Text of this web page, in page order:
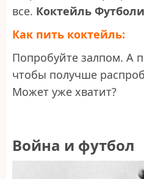
все. Коктейль
Как пить коктейль:
Попробуйте залпом. А
чтобы получше
Может уже хватит?
Война и футбол